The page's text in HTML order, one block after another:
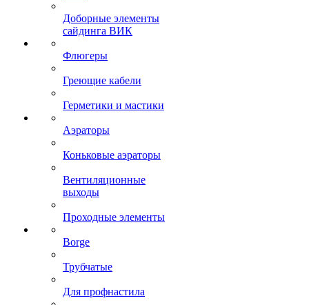
Доборные элементы
сайдинга ВИК
Флюгеры
Греющие кабели
Герметики и мастики
Аэраторы
Коньковые аэраторы
Вентиляционные
выходы
Проходные элементы
Borge
Трубчатые
Для профнастила